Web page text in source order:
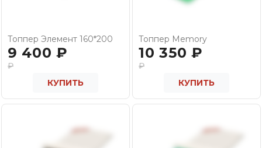
Топпер Элемент 160*200
9 400 ₽
₽
КУПИТЬ
Топпер Memory
10 350 ₽
₽
КУПИТЬ